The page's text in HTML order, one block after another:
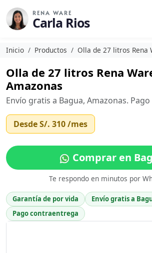
RENA WARE
Carla Rios
Inicio Productos Olla de 27 litros Rena
Olla de 27 litros Rena
Amazonas
Envío gratis a Bagua, Amazonas.
DesdeS/. 310/mes
Comprar en
Te respondo en minutos por
Garantía de por vida
Envío gratis a
Pago contraentrega